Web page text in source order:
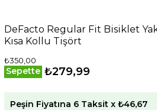
DeFacto Regular Fit Bisiklet
Kısa Kollu Tişört
₺350,00
Sepette ₺279,99
Peşin Fiyatına 6 Taksit x ₺46,67